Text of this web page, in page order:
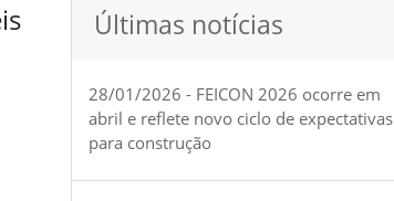
Últimas notícias
28/01/2026 - FEICON 2026 ocorre em
abril e reflete novo ciclo de expectativas
para construção